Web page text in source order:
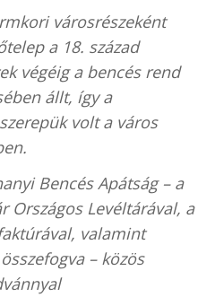
városrészeként
a 18. század
végéig a bencés rend
állt, így a
volt a város
Bencés Apátság – a
Országos Levéltárával, a
valamint
– közös